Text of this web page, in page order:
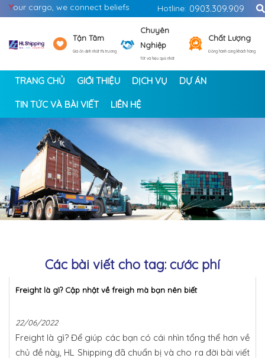
Your cargo, we connect beliefs Hotline: 0903.309.909
Tận Tâm
Giá ổn định nhất thị trường
Chuyên
Nghiệp
Tốt và hiệu quả nhất
Chất Lượng
Đồng hành cùng khách hàng
TRANG CHỦ GIỚI THIỆU DỊCH VỤ DỰ ÁN
TIN TỨC VÀ BÀI VIẾT LIÊN HỆ
< >
Các bài viết cho tag: cước phí
Freight là gì? Cập nhật về freigh mà bạn nên biết
22/06/2022
Freight là gì? Để giúp các bạn có cái nhìn tổng thể hơn về
chủ đề này, HL Shipping đã chuẩn bị và cho ra đời bài viết